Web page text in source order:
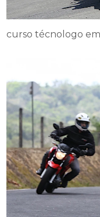
curso técnologo